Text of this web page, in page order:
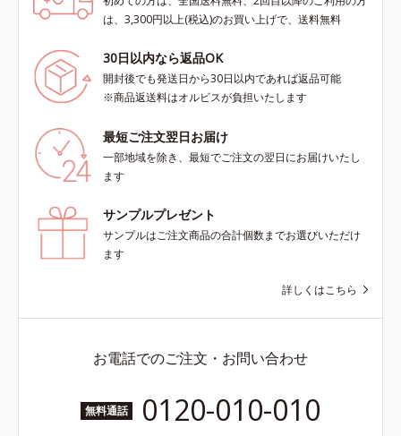
は、3,300円以上(税込)のお買い上げで、送料無料
30日以内なら返品OK
開封後でも発送日から30日以内であれば返品可能
※商品返送料はオルビスが負担いたします
最短ご注文翌日お届け
一部地域を除き、最短でご注文の翌日にお届けいたし
ます
サンプルプレゼント
サンプルはご注文商品の合計個数までお選びいただけ
ます
詳しくはこちら
お電話でのご注文・お問い合わせ
無料通話 0120-010-010